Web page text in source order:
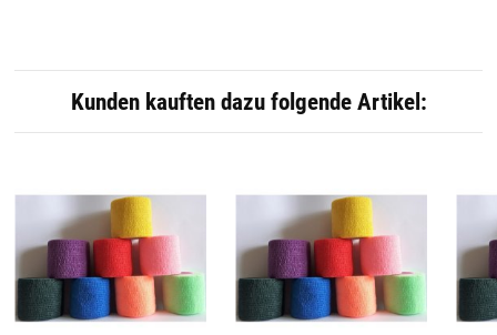
Kunden kauften dazu folgende Artikel: